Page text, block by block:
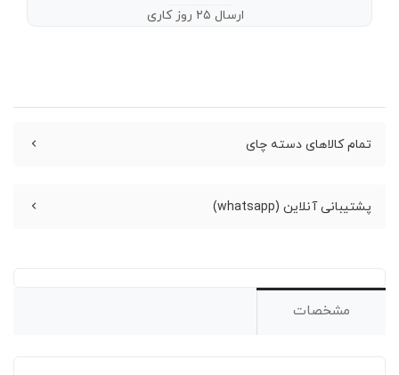
ارسال ۲۵ روز کاری
تمام کالاهای دسته چای
پشتیبانی آنلاین (whatsapp)
مشخصات